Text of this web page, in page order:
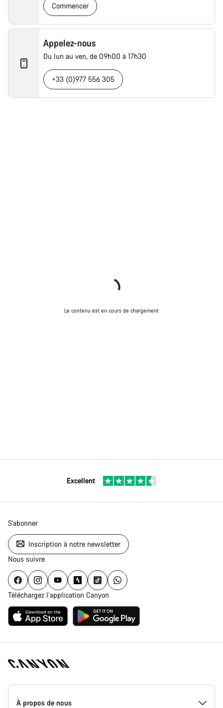
Commencer
Appelez-nous
Du lun au ven, de 09h00 à 17h30
+33 (0)977 556 305
Le contenu est en cours de chargement
Excellent
S'abonner
Inscription à notre newsletter
Nous suivre
Téléchargez l’application Canyon
Page
d'accueil
À propos de nous